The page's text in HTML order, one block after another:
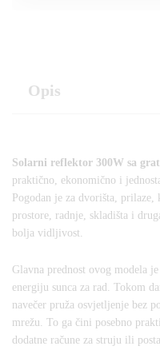
Opis
Solarni reflektor 300W sa
praktično, ekonomično i
Pogodan je za dvorišta,
prostore, radnje, skladišta i
bolja vidljivost.
Glavna prednost ovog modela je
energiju sunca za rad. Tokom
navečer pruža osvjetljenje bez
mrežu. To ga čini posebno
dodatne račune za struju ili